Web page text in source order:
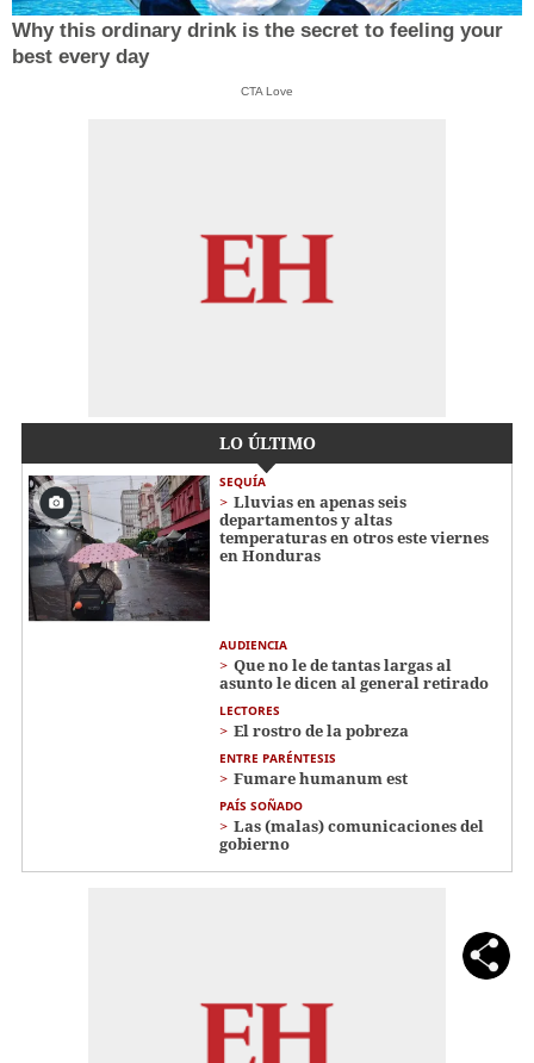
Why this ordinary drink is the secret to feeling your
best every day
CTA Love
LO ÚLTIMO
SEQUÍA
Lluvias en apenas seis
departamentos y altas
temperaturas en otros este viernes
en Honduras
AUDIENCIA
Que no le de tantas largas al
asunto le dicen al general retirado
LECTORES
El rostro de la pobreza
ENTRE PARÉNTESIS
Fumare humanum est
PAÍS SOÑADO
Las (malas) comunicaciones del
gobierno